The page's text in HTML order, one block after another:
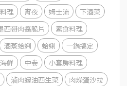
理 宵夜 姆士流
下酒菜
西哥肉醬脆片
素食料理
酒蒸蛤蜊 蛤蜊
一鍋搞定
鮮 中卷
小套房料理
滷肉蠔油西生菜
肉燥蛋沙拉